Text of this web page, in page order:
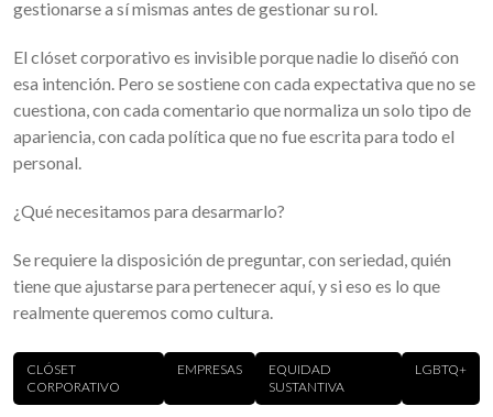
gestionarse a sí mismas antes de gestionar su rol.
El clóset corporativo es invisible porque nadie lo diseñó con
esa intención. Pero se sostiene con cada expectativa que no se
cuestiona, con cada comentario que normaliza un solo tipo de
apariencia, con cada política que no fue escrita para todo el
personal.
¿Qué necesitamos para desarmarlo?
Se requiere la disposición de preguntar, con seriedad, quién
tiene que ajustarse para pertenecer aquí, y si eso es lo que
realmente queremos como cultura.
CLÓSET
CORPORATIVO
EMPRESAS
EQUIDAD
SUSTANTIVA
LGBTQ+